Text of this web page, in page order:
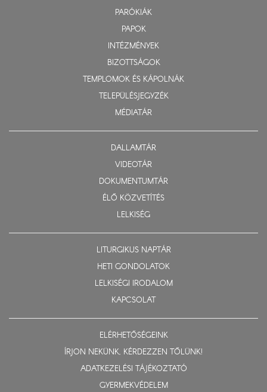
PARÓKIÁK
PAPOK
INTÉZMÉNYEK
BIZOTTSÁGOK
TEMPLOMOK ÉS KÁPOLNÁK
TELEPÜLÉSJEGYZÉK
MÉDIATÁR
DALLAMTÁR
VIDEOTÁR
DOKUMENTUMTÁR
ÉLŐ KÖZVETÍTÉS
LELKISÉG
LITURGIKUS NAPTÁR
HETI GONDOLATOK
LELKISÉGI IRODALOM
KAPCSOLAT
ELÉRHETŐSÉGEINK
ÍRJON NEKÜNK, KÉRDEZZEN TŐLÜNK!
ADATKEZELÉSI TÁJÉKOZTATÓ
GYERMEKVÉDELEM